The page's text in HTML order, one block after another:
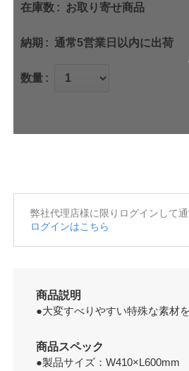
在庫数 お取り寄せ商品
納期 通常5営業日以内に出荷
数量
弊社代理店様に限りログインして
ログインはこちら
商品説明
●大変すべりやすい特殊な素材
商品スペック
●製品サイズ：W410×L600mm